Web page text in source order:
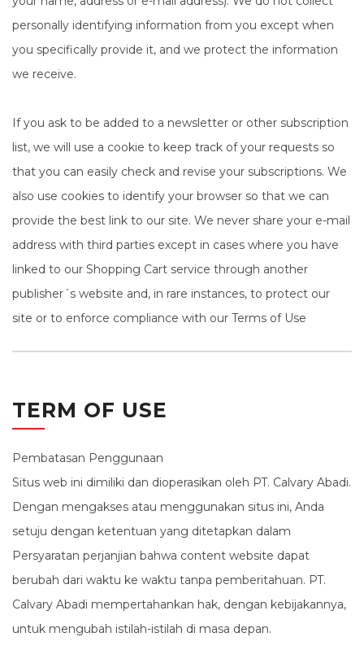
personally identifying information from you except when
you specifically provide it, and we protect the information
we receive.
If you ask to be added to a newsletter or other subscription
list, we will use a cookie to keep track of your requests so
that you can easily check and revise your subscriptions. We
also use cookies to identify your browser so that we can
provide the best link to our site. We never share your e-mail
address with third parties except in cases where you have
linked to our Shopping Cart service through another
publisher´s website and, in rare instances, to protect our
site or to enforce compliance with our Terms of Use
TERM OF USE
Pembatasan Penggunaan
Situs web ini dimiliki dan dioperasikan oleh PT. Calvary Abadi.
Dengan mengakses atau menggunakan situs ini, Anda
setuju dengan ketentuan yang ditetapkan dalam
Persyaratan perjanjian bahwa content website dapat
berubah dari waktu ke waktu tanpa pemberitahuan. PT.
Calvary Abadi mempertahankan hak, dengan kebijakannya,
untuk mengubah istilah-istilah di masa depan.